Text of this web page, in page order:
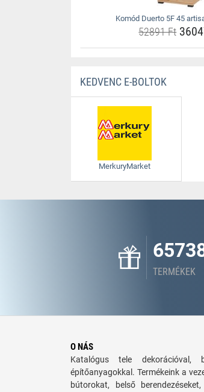
Komód Duerto 5F 45
52891 Ft
KEDVENC E-BOLTOK
MerkuryMarket
TERMÉKEK
O NÁS
Katalógus tele
építőanyagokkal. Termékeink a
bútorokat, belső